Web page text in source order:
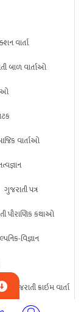
વાર્તા
બાળ વાર્તાઓ
વાર્તાઓ
ગુજરાતી પત્ર
પૌરાણિક કથાઓ
વિજ્ઞાન
ગુજરાતી ક્રાઇમ વાર્તા